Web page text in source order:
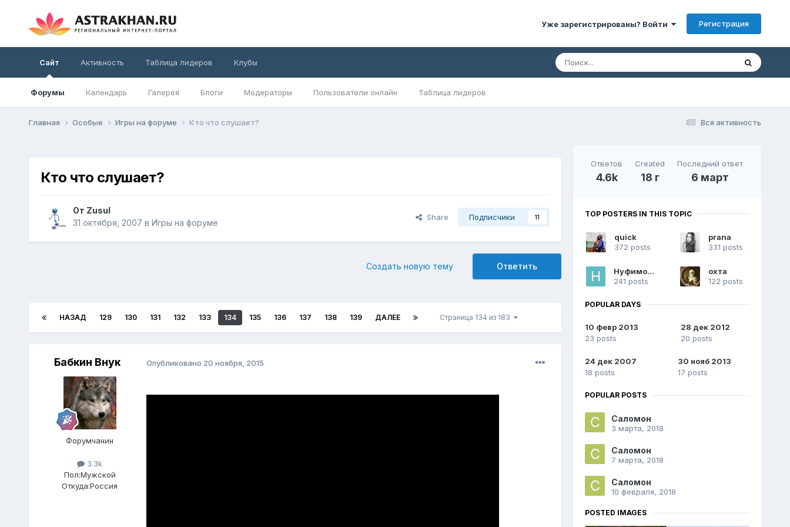
Уже зарегистрированы? Войти Регистрация
Сайт
Форумы Календарь Галерея Блоги Модераторы Пользователи онлайн Таблица лидеров
Активность Таблица лидеров Клубы
Вся активность
Главная Особые Игры на форуме Кто что слушает?
Кто что слушает?
От Zusul
31 октября, 2007 в Игры на форуме
Share Подписчики 11
Ответить
Создать новую тему
НАЗАД 129 130 131 132 133 134 135 136 137 138 139 ДАЛЕЕ Страница 134 из 183
Бабкин Внук
Форумчанин
3.3k
Пол:Мужской
Откуда:Россия
Опубликовано 20 ноября, 2015
Ответов
4.6k
Created
18 г
Последний ответ
6 март
TOP POSTERS IN THIS TOPIC
quick
372 posts
prana
331 posts
Нуфимокс
241 posts
охта
122 posts
POPULAR DAYS
10 февр 2013
23 posts
28 дек 2012
20 posts
24 дек 2007
18 posts
30 нояб 2013
17 posts
POPULAR POSTS
Саломон
3 марта, 2018
Саломон
7 марта, 2018
Саломон
10 февраля, 2018
POSTED IMAGES